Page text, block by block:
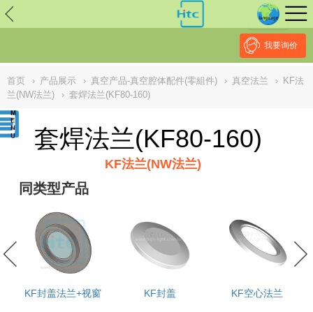
// replaced by scott on 2026/7/20 reason: high risk: Unsafe
Implementation Of Subresource Integrity /**/ // ------------------------------
我要询价
首页 › 产品展示 › 真空产品-真空腔体配件(零組件) › 真空法兰 › KF法
兰(NW法兰)
› 套焊法兰(KF80-160)
套焊法兰(KF80-160)
KF法兰(NW法兰)
同类型产品
KF封盖法兰+视窗 KF封盖 KF空心法兰